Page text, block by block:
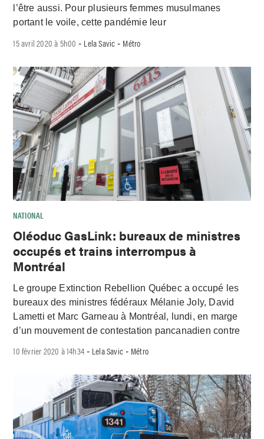
l’être aussi. Pour plusieurs femmes musulmanes
portant le voile, cette pandémie leur
15 avril 2020 à 5h00 - Lela Savic - Métro
NATIONAL
Oléoduc GasLink: bureaux de ministres
occupés et trains interrompus à
Montréal
Le groupe Extinction Rebellion Québec a occupé les
bureaux des ministres fédéraux Mélanie Joly, David
Lametti et Marc Garneau à Montréal, lundi, en marge
d’un mouvement de contestation pancanadien contre
10 février 2020 à 14h34 - Lela Savic - Métro